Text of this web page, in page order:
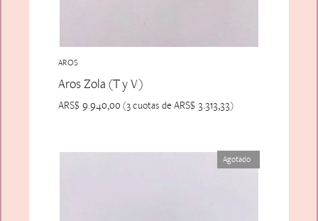
AROS
Aros Zola (T y V)
ARS$9.940,00 (3 cuotas de ARS$3.313,33)
Agotado